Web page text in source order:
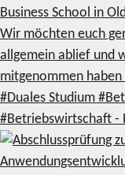
Business School in
Wir möchten euch
allgemein ablief und
mitgenommen haben
#Duales Studium
#Betriebswirtschaft -